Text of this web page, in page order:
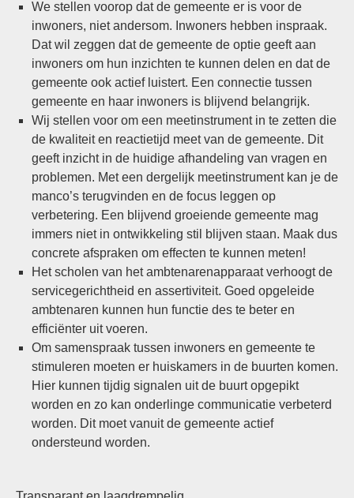
We stellen voorop dat de gemeente er is voor de
inwoners, niet andersom. Inwoners hebben inspraak.
Dat wil zeggen dat de gemeente de optie geeft aan
inwoners om hun inzichten te kunnen delen en dat de
gemeente ook actief luistert. Een connectie tussen
gemeente en haar inwoners is blijvend belangrijk.
Wij stellen voor om een meetinstrument in te zetten die
de kwaliteit en reactietijd meet van de gemeente. Dit
geeft inzicht in de huidige afhandeling van vragen en
problemen. Met een dergelijk meetinstrument kan je de
manco’s terugvinden en de focus leggen op
verbetering. Een blijvend groeiende gemeente mag
immers niet in ontwikkeling stil blijven staan. Maak dus
concrete afspraken om effecten te kunnen meten!
Het scholen van het ambtenarenapparaat verhoogt de
servicegerichtheid en assertiviteit. Goed opgeleide
ambtenaren kunnen hun functie des te beter en
efficiënter uit voeren.
Om samenspraak tussen inwoners en gemeente te
stimuleren moeten er huiskamers in de buurten komen.
Hier kunnen tijdig signalen uit de buurt opgepikt
worden en zo kan onderlinge communicatie verbeterd
worden. Dit moet vanuit de gemeente actief
ondersteund worden.